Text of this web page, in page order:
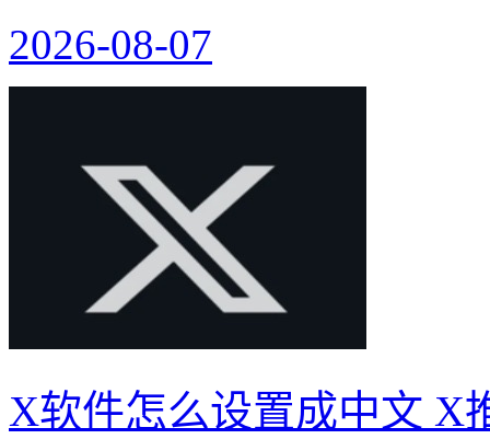
2026-08-07
X软件怎么设置成中文 X